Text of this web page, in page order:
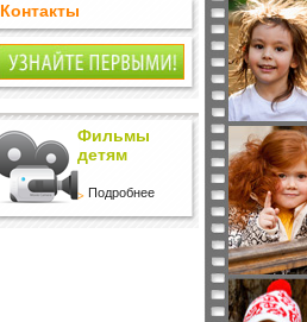
Контакты
Фильмы
детям
Подробнее